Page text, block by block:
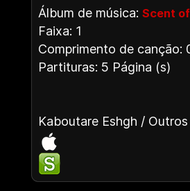
Álbum de música: Scent
Faixa: 1
Comprimento de canção:
Partituras: 5 Página (s)
Kaboutare Eshgh /